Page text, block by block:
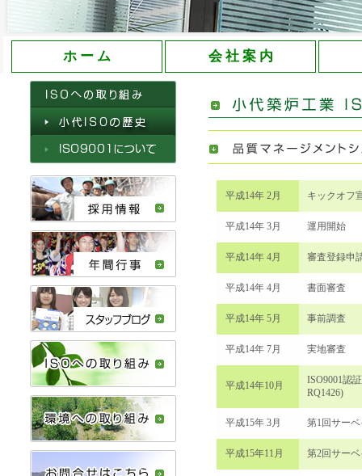
ホ ー ム 会 社 案 内
平成14年 2月 キックオフ
平成14年 3月 運用開始
平成14年 4月 審査登録申
平成14年 4月 書面審査
平成14年 5月 事前調査
平成14年 7月 実地審査
平成14年10月
ISO9001認
RQ1426)
平成15年 3月 第1回サー
平成15年11月 第2回サー